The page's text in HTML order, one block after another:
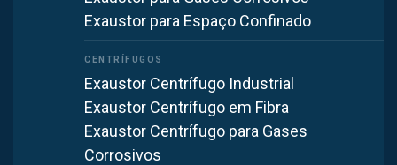
Exaustor para Espaço Confinado
Exaustor Centrífugo Industrial
Exaustor Centrífugo em Fibra
Exaustor Centrífugo para Gases
Corrosivos